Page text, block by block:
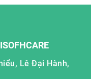
Lê Đại Hành,